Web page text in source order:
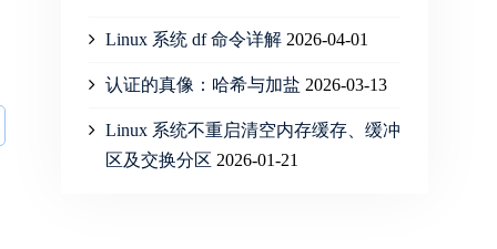
Linux 系统 df 命令详解 2026-04-01
认证的真像：哈希与加盐 2026-03-13
Linux 系统不重启清空内存缓存、缓冲
区及交换分区 2026-01-21